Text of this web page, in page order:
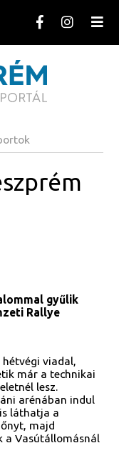
gyűlik
Rallye
hétvégi viadal,
már a technikai
lesz.
arénában indul
láthatja a
majd
a Vasútállomásnál